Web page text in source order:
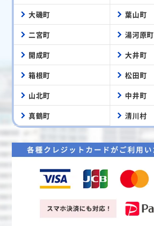
大磯町 葉山町
二宮町 湯河原町
開成町 大井町
箱根町 松田町
山北町 中井町
真鶴町 清川村